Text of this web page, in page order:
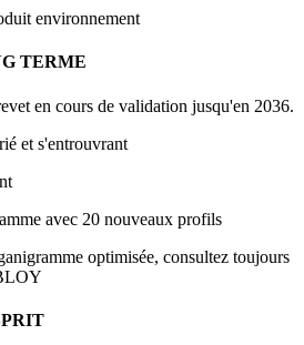
environnement
TERME
en cours de validation jusqu'en 2036.
et s'entrouvrant
avec 20 nouveaux profils
optimisée, consultez toujours